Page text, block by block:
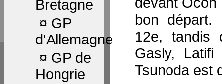
Bretagne
¤ GP
d'Allemagne
¤ GP de
Hongrie
bon départ.
12e, tandis
Gasly,
Tsunoda est